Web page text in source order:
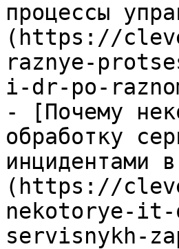
процессы
(https://
raznye-
i-dr-po-
- [Почему
обработку
инцидентами
(https://
nekotorye-
servisnykh-